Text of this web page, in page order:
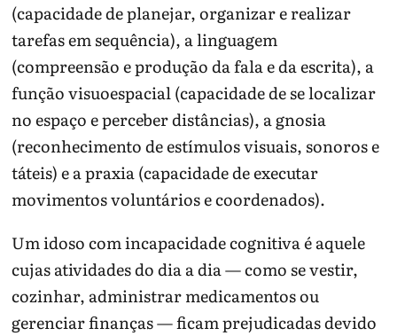
(capacidade de planejar, organizar e realizar
tarefas em sequência), a linguagem
(compreensão e produção da fala e da escrita), a
função visuoespacial (capacidade de se localizar
no espaço e perceber distâncias), a gnosia
(reconhecimento de estímulos visuais, sonoros e
táteis) e a praxia (capacidade de executar
movimentos voluntários e coordenados).
Um idoso com incapacidade cognitiva é aquele
cujas atividades do dia a dia — como se vestir,
cozinhar, administrar medicamentos ou
gerenciar finanças — ficam prejudicadas devido